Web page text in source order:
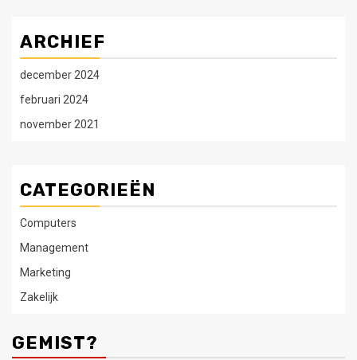
ARCHIEF
december 2024
februari 2024
november 2021
CATEGORIEËN
Computers
Management
Marketing
Zakelijk
GEMIST?